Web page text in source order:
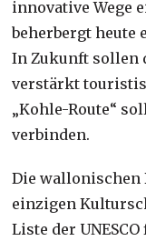
innovative Wege
beherbergt heute
In Zukunft sollen
verstärkt
„Kohle-Route“
verbinden.
Die wallonischen
einzigen
Liste der